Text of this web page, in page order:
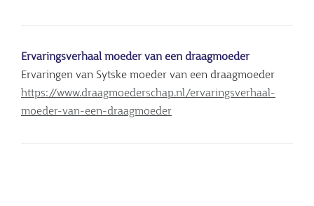
Ervaringsverhaal moeder van een draagmoeder
Ervaringen van Sytske moeder van een draagmoeder
https://www.draagmoederschap.nl/ervaringsverhaal-
moeder-van-een-draagmoeder